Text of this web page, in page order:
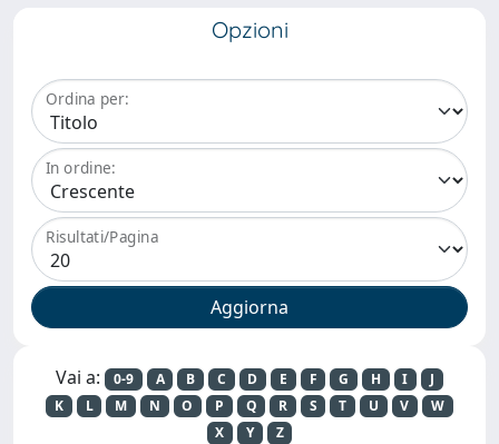
Opzioni
Ordina per:
In ordine:
Risultati/Pagina
Vai a: 0-9 A B C D E F G H I
J
K
L M N O P Q R S T U V
W
X
Y Z